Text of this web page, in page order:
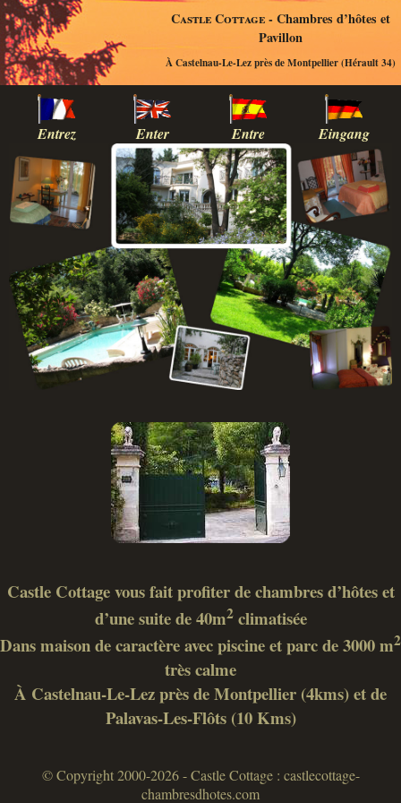
Castle Cottage- Chambres d’hôtes et
Pavillon
À Castelnau-Le-Lez près de Montpellier (Hérault 34)
Entrez Enter Entre Eingang
Castle Cottage vous fait profiter de chambres d’hôtes et
d’une suite de 40m2climatisée
Dans maison de caractère avec piscine et parc de 3000 m2
très calme
À Castelnau-Le-Lez près de Montpellier (4kms) et de
Palavas-Les-Flôts (10 Kms)
© Copyright 2000-2026 - Castle Cottage : castlecottage-
chambresdhotes.com